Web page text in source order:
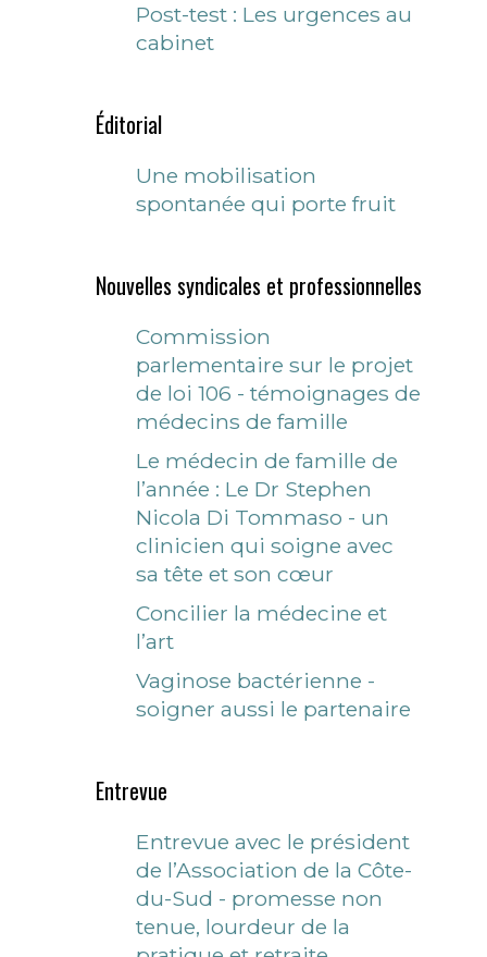
Post-test : Les urgences au
cabinet
Éditorial
Une mobilisation
spontanée qui porte fruit
Nouvelles syndicales et professionnelles
Commission
parlementaire sur le projet
de loi 106 - témoignages de
médecins de famille
Le médecin de famille de
l’année : Le Dr Stephen
Nicola Di Tommaso - un
clinicien qui soigne avec
sa tête et son cœur
Concilier la médecine et
l’art
Vaginose bactérienne -
soigner aussi le partenaire
Entrevue
Entrevue avec le président
de l’Association de la Côte-
du-Sud - promesse non
tenue, lourdeur de la